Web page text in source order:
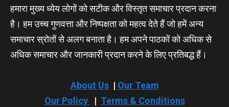
हमारा मुख्य ध्येय लोगों को सटीक और विस्तृत समाचार प्रदान करना
है। हम उच्च गुणवत्ता और निष्पक्षता को महत्व देते हैं जो हमें अन्य
समाचार स्रोतों से अलग बनाता है। हम अपने पाठकों को अधिक से
अधिक समाचार और जानकारी प्रदान करने के लिए प्रतिबद्ध हैं।
About Us| Our Team
Our Policy
| Terms & Conditions